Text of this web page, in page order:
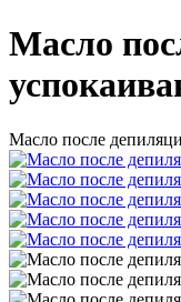
Масло
Масло после